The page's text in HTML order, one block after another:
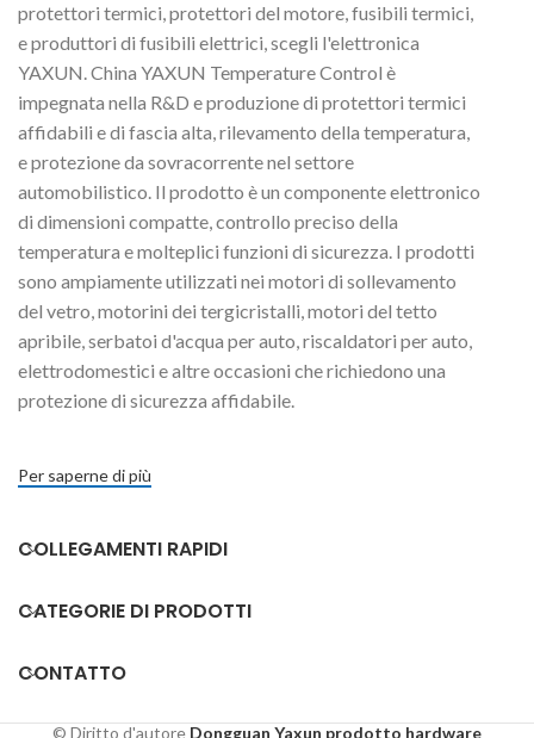
protettori termici, protettori del motore, fusibili termici,
e produttori di fusibili elettrici, scegli l'elettronica
YAXUN. China YAXUN Temperature Control è
impegnata nella R&D e produzione di protettori termici
affidabili e di fascia alta, rilevamento della temperatura,
e protezione da sovracorrente nel settore
automobilistico. Il prodotto è un componente elettronico
di dimensioni compatte, controllo preciso della
temperatura e molteplici funzioni di sicurezza. I prodotti
sono ampiamente utilizzati nei motori di sollevamento
del vetro, motorini dei tergicristalli, motori del tetto
apribile, serbatoi d'acqua per auto, riscaldatori per auto,
elettrodomestici e altre occasioni che richiedono una
protezione di sicurezza affidabile.
Per saperne di più
COLLEGAMENTI RAPIDI
CATEGORIE DI PRODOTTI
CONTATTO
© Diritto d'autore Dongguan Yaxun prodotto hardware